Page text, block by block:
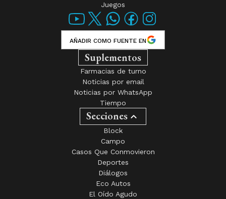
Juegos
AÑADIR COMO FUENTE EN
Suplementos
Farmacias de turno
Noticias por email
Noticias por WhatsApp
Tiempo
Secciones
Block
Campo
Casos Que Conmovieron
Deportes
Diálogos
Eco Autos
El Oído Agudo